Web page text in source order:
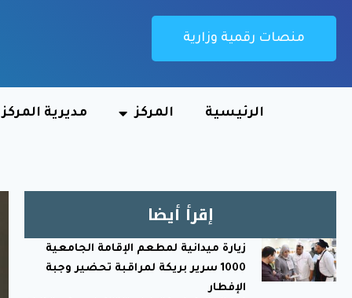
منصات رقمية وزارية
الرئيسية المركز مديرية المركز
إقرأ أيضا
زيارة ميدانية لمطعم الإقامة الجامعية
1000 سرير بريكة لمراقبة تحضير وجبة
الإفطار